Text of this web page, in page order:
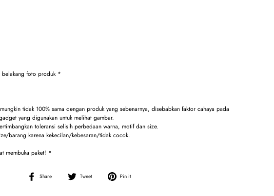
foto produk *
tidak 100% sama dengan produk yang sebenarnya, disebabkan faktor cahaya pada
yang digunakan untuk melihat gambar.
toleransi selisih perbedaan warna, motif dan size.
barang karena kekecilan/kebesaran/tidak cocok.
membuka paket! *
Share
Share
Tweet
Tweet
Pin it